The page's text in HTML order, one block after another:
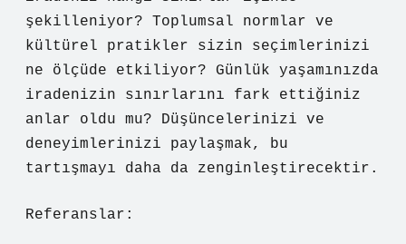
şekilleniyor? Toplumsal normlar ve
kültürel pratikler sizin seçimlerinizi
ne ölçüde etkiliyor? Günlük yaşamınızda
iradenizin sınırlarını fark ettiğiniz
anlar oldu mu? Düşüncelerinizi ve
deneyimlerinizi paylaşmak, bu
tartışmayı daha da zenginleştirecektir.
Referanslar: